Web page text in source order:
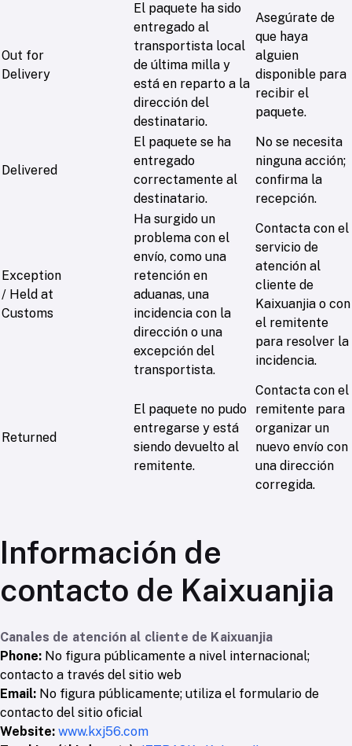
Out for
Delivery
El paquete ha sido
entregado al
transportista local
de última milla y
está en reparto a la
dirección del
destinatario.
Asegúrate de
que haya
alguien
disponible para
recibir el
paquete.
Delivered
El paquete se ha
entregado
correctamente al
destinatario.
No se necesita
ninguna acción;
confirma la
recepción.
Exception
/ Held at
Customs
Ha surgido un
problema con el
envío, como una
retención en
aduanas, una
incidencia con la
dirección o una
excepción del
transportista.
Contacta con el
servicio de
atención al
cliente de
Kaixuanjia o con
el remitente
para resolver la
incidencia.
Returned
El paquete no pudo
entregarse y está
siendo devuelto al
remitente.
Contacta con el
remitente para
organizar un
nuevo envío con
una dirección
corregida.
Información de
contacto de Kaixuanjia
Canales de atención al cliente de Kaixuanjia
Phone: No figura públicamente a nivel internacional;
contacto a través del sitio web
Email: No figura públicamente; utiliza el formulario de
contacto del sitio oficial
Website: www.kxj56.com